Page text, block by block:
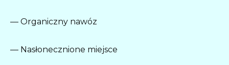
— Organiczny nawóz
— Nasłonecznione miejsce